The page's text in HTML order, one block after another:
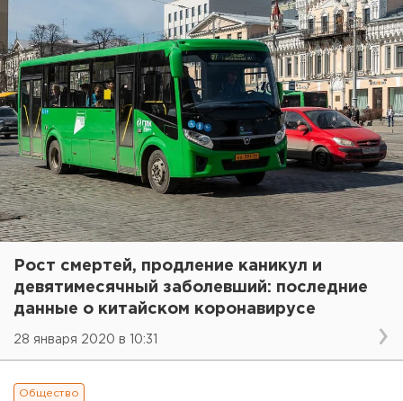
Рост смертей, продление каникул и
девятимесячный заболевший: последние
данные о китайском коронавирусе
28 января 2020 в 10:31
Общество